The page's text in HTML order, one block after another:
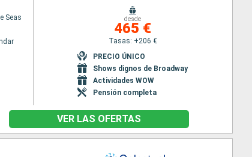
Seas
desde
465 €
Tasas: +206 €
PRECIO ÚNICO
Shows dignos de Broadway
Actividades WOW
Pensión completa
VER LAS OFERTAS